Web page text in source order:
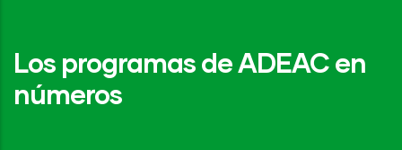
Los programas de ADEAC en
números